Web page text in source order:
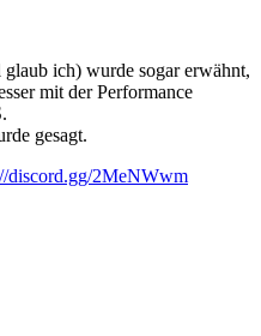
ich) wurde sogar erwähnt,
mit der Performance
gesagt.
discord.gg/2MeNWwm